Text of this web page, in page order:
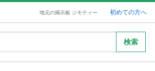
地元の掲示板 ジモティー 初めての方へ
検索